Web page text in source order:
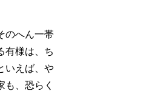
のへん一帯
有様は、ち
いえば、や
、恐らく